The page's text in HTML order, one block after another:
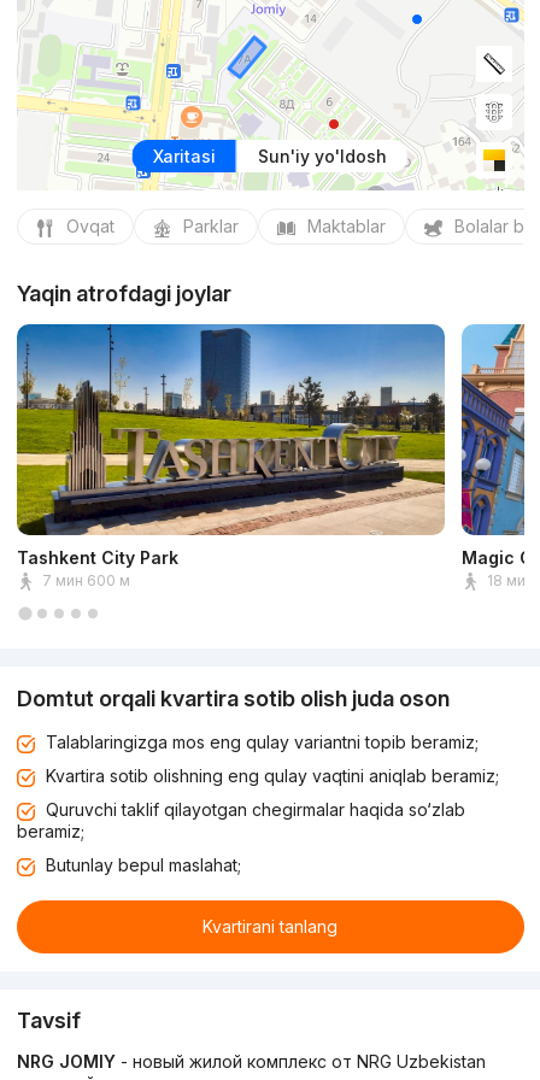
Xaritasi Sun'iy yo'ldosh
Ovqat Parklar Maktablar Bolalar
Yaqin atrofdagi joylar
Tashkent City Park
7 мин 600 м
Magic
18 мин
Domtut orqali kvartira sotib olish juda oson
Talablaringizga mos eng qulay variantni topib beramiz;
Kvartira sotib olishning eng qulay vaqtini aniqlab beramiz;
Quruvchi taklif qilayotgan chegirmalar haqida so‘zlab
beramiz;
Butunlay bepul maslahat;
Kvartirani tanlang
Tavsif
NRG JOMIY- новый жилой комплекс от NRG Uzbekistan